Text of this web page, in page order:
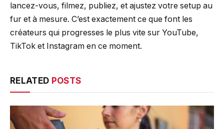
lancez-vous, filmez, publiez, et ajustez votre setup au
fur et à mesure. C’est exactement ce que font les
créateurs qui progresses le plus vite sur YouTube,
TikTok et Instagram en ce moment.
RELATED POSTS